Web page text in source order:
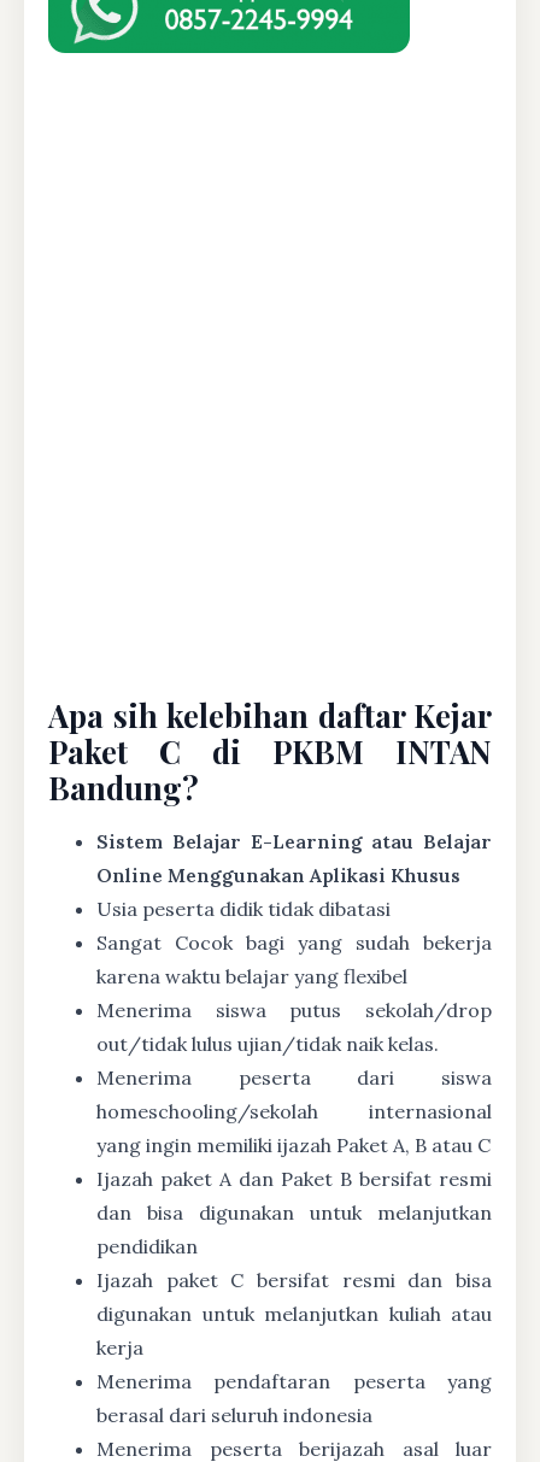
Apa sih kelebihan daftar Kejar
Paket C di PKBM INTAN
Bandung?
Sistem Belajar E-Learning atau Belajar
Online Menggunakan Aplikasi Khusus
Usia peserta didik tidak dibatasi
Sangat Cocok bagi yang sudah bekerja
karena waktu belajar yang flexibel
Menerima siswa putus sekolah/drop
out/tidak lulus ujian/tidak naik kelas.
Menerima peserta dari siswa
homeschooling/sekolah internasional
yang ingin memiliki ijazah Paket A, B atau C
Ijazah paket A dan Paket B bersifat resmi
dan bisa digunakan untuk melanjutkan
pendidikan
Ijazah paket C bersifat resmi dan bisa
digunakan untuk melanjutkan kuliah atau
kerja
Menerima pendaftaran peserta yang
berasal dari seluruh indonesia
Menerima peserta berijazah asal luar